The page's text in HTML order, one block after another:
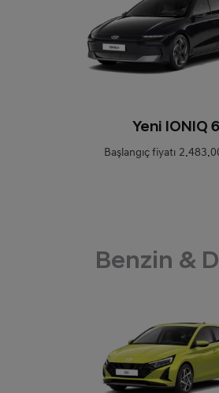
Yeni IONIQ 6
Başlangıç fiyatı
Benzin &